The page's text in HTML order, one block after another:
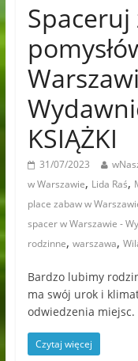
Spaceruj
KSIĄŻKI
31/07/2023
w Warszawie, Lida Raś,
place zabaw w
spacer w Warszawie -
rodzinne, warszawa,
Bardzo lubimy
ma swój urok i
odwiedzenia
Czytaj więcej